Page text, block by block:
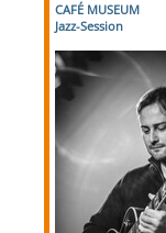
CAFÉ MUSEUM
Jazz-Session